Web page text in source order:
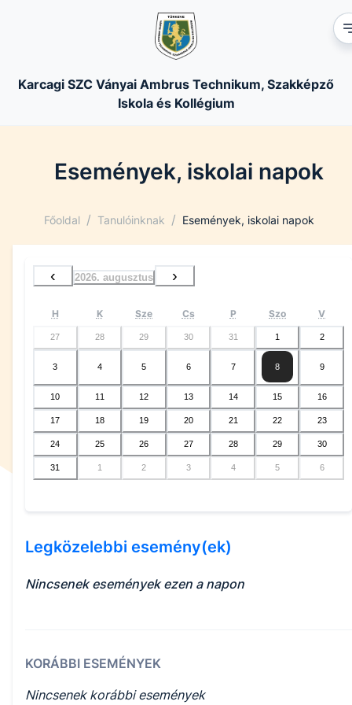
Karcagi SZC Ványai Ambrus Technikum, Szakképző
Iskola és Kollégium
Események, iskolai napok
Főoldal / Tanulóinknak / Események, iskolai napok
‹ 2026. augusztus ›
H K Sze Cs P Szo V
27 28 29 30 31 1 2
3 4 5 6 7 8 9
10 11 12 13 14 15 16
17 18 19 20 21 22 23
24 25 26 27 28 29 30
31 1 2 3 4 5 6
Legközelebbi esemény(ek)
Nincsenek események ezen a napon
KORÁBBI ESEMÉNYEK
Nincsenek korábbi események